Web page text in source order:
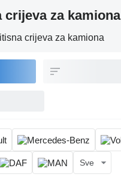
za kamiona
crijeva za kamiona
Sve